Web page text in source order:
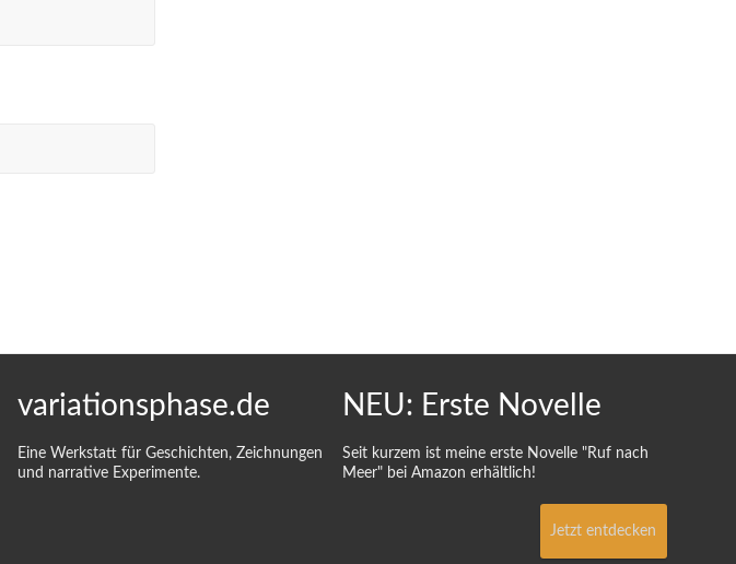
variationsphase.de
Eine Werkstatt für Geschichten, Zeichnungen
und narrative Experimente.
NEU: Erste Novelle
Seit kurzem ist meine erste Novelle "Ruf nach
Meer" bei Amazon erhältlich!
Jetzt entdecken